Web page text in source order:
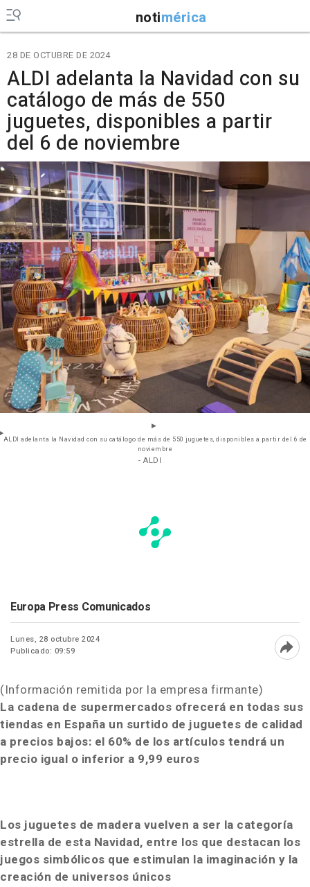
notimérica
28 DE OCTUBRE DE 2024
ALDI adelanta la Navidad con su
catálogo de más de 550
juguetes, disponibles a partir
del 6 de noviembre
ALDI adelanta la Navidad con su catálogo de más de 550 juguetes, disponibles a partir del 6 de
noviembre
- ALDI
Europa Press Comunicados
Lunes, 28 octubre 2024
Publicado: 09:59
(Información remitida por la empresa firmante)
La cadena de supermercados ofrecerá en todas sus
tiendas en España un surtido de juguetes de calidad
a precios bajos: el 60% de los artículos tendrá un
precio igual o inferior a 9,99 euros
Los juguetes de madera vuelven a ser la categoría
estrella de esta Navidad, entre los que destacan los
juegos simbólicos que estimulan la imaginación y la
creación de universos únicos